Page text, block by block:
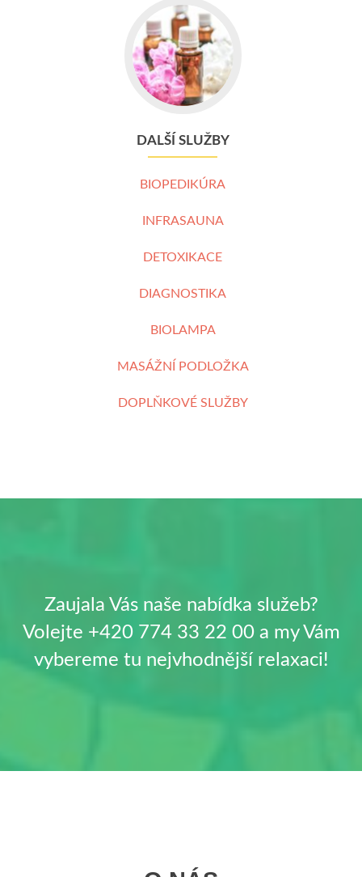
Go
to
Další
služby
DALŠÍ SLUŽBY
BIOPEDIKÚRA
INFRASAUNA
DETOXIKACE
DIAGNOSTIKA
BIOLAMPA
MASÁŽNÍ PODLOŽKA
DOPLŇKOVÉ SLUŽBY
Zaujala Vás naše nabídka služeb?
Volejte +420 774 33 22 00 a my Vám
vybereme tu nejvhodnější relaxaci!